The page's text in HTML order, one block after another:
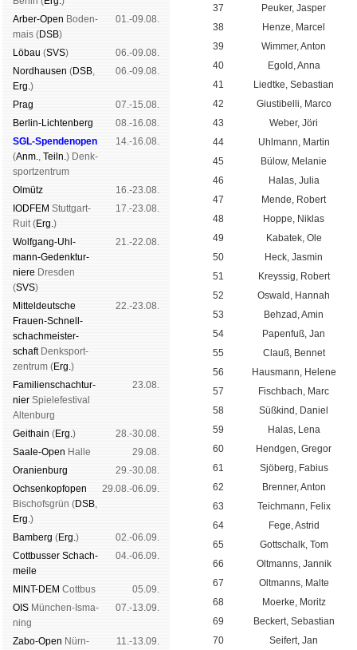
Arber-Open Boden­
mais (DSB)
01.-09.08.
Lö­bau (SVS)
06.-09.08.
Nord­hau­sen (DSB,
Erg.)
06.-09.08.
Prag
07.-15.08.
Berlin-Lich­ten­berg
08.-16.08.
SGL-Spenden­open
(Anm., Teiln.) Denk­
sport­zen­trum
14.-16.08.
Ol­mütz
16.-23.08.
IODFEM Stutt­gart-
Ruit (Erg.)
17.-23.08.
Wolf­gang-Uhl­
mann-Ge­denk­tur­
niere Dres­den
(SVS)
21.-22.08.
Mit­tel­deu­tsche
Frauen-Schnell­
schach­meis­ter­
schaftDenk­sport­
zen­trum (Erg.)
22.-23.08.
Familien­schach­tur­
nier Spiele­fes­ti­val
Al­ten­burg
23.08.
Geit­hain (Erg.)
28.-30.08.
Saale-Open Halle
29.08.
Oranien­burg
29.-30.08.
Och­sen­kopf­open
Bischofs­grün (DSB,
Erg.)
29.08.-06.09.
Bam­berg (Erg.)
02.-06.09.
Cott­busser Schach­
meile
04.-06.09.
MINT-DEM Cott­bus
05.09.
OIS Mün­chen-Is­ma­
ning
07.-13.09.
Zabo-Open Nürn­
11.-13.09.
37
Peuker, Jasper
38
Henze, Marcel
39
Wimmer, Anton
40
Egold, Anna
41
Liedtke, Sebastian
42
Giustibelli, Marco
43
Weber, Jöri
44
Uhlmann, Martin
45
Bülow, Melanie
46
Halas, Julia
47
Mende, Robert
48
Hoppe, Niklas
49
Kabatek, Ole
50
Heck, Jasmin
51
Kreyssig, Robert
52
Oswald, Hannah
53
Behzad, Amin
54
Papenfuß, Jan
55
Clauß, Bennet
56
Hausmann, Helene
57
Fischbach, Marc
58
Süßkind, Daniel
59
Halas, Lena
60
Hendgen, Gregor
61
Sjöberg, Fabius
62
Brenner, Anton
63
Teichmann, Felix
64
Fege, Astrid
65
Gottschalk, Tom
66
Oltmanns, Jannik
67
Oltmanns, Malte
68
Moerke, Moritz
69
Beckert, Sebastian
70
Seifert, Jan